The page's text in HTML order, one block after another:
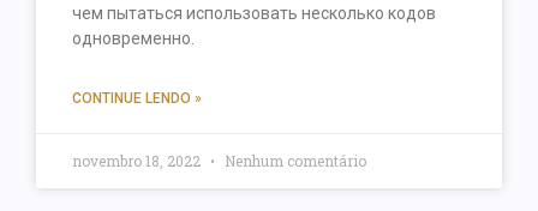
чем пытаться использовать несколько кодов
одновременно.
CONTINUE LENDO »
novembro 18, 2022 Nenhum comentário